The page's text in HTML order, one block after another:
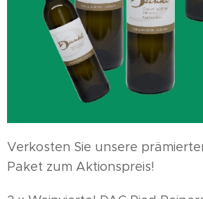
Verkosten Sie unsere
Paket zum Aktionspreis!